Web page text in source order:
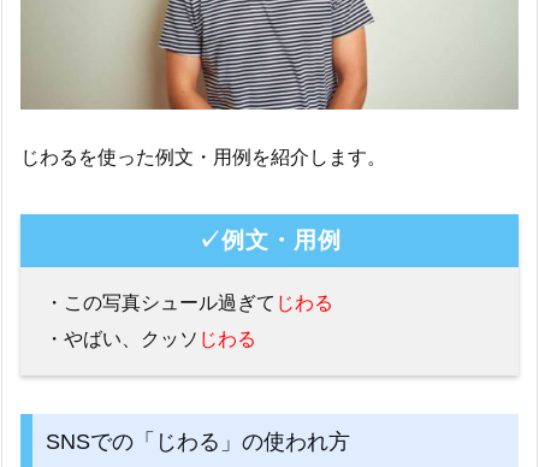
じわるを使った例文・用例を紹介します。
✓例文・用例
・この写真シュール過ぎて じわる
・やばい、クッソ じわる
SNSでの「じわる」の使われ方